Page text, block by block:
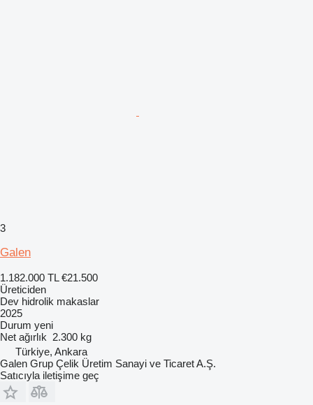
3
Galen
1.182.000 TL €21.500
Üreticiden
Dev hidrolik makaslar
2025
Durum yeni
Net ağırlık 2.300 kg
Türkiye, Ankara
Galen Grup Çelik Üretim Sanayi ve Ticaret A.Ş.
Satıcıyla iletişime geç